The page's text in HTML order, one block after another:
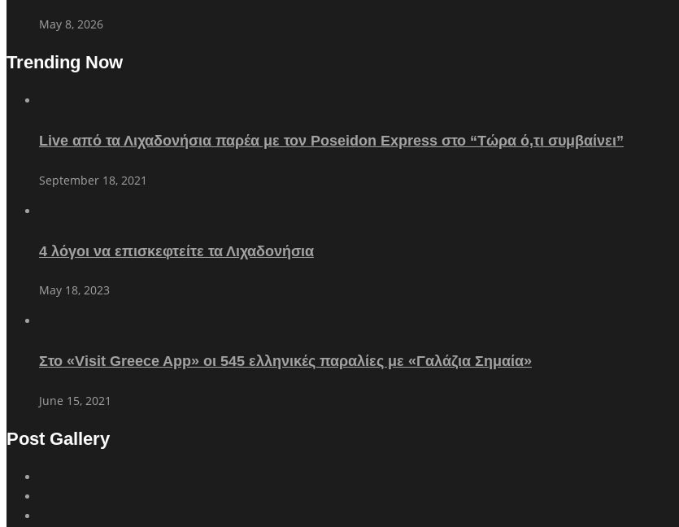
May 8, 2026
Trending Now
Live από τα Λιχαδονήσια παρέα με τον Poseidon Express στο “Τώρα ό,τι συμβαίνει”
September 18, 2021
4 λόγοι να επισκεφτείτε τα Λιχαδονήσια
May 18, 2023
Στο «Visit Greece App» οι 545 ελληνικές παραλίες με «Γαλάζια Σημαία»
June 15, 2021
Post Gallery